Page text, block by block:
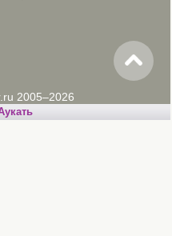
2005–2026